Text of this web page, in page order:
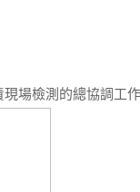
場檢測的總協調工